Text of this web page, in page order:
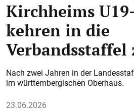
Kirchheims
kehren in die
Verbandsstaffel
Nach zwei Jahren in der
im württembergischen Oberhaus.
23.06.2026